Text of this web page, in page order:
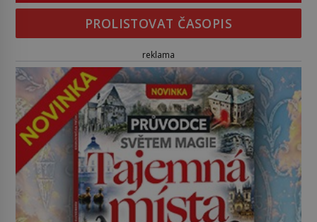
PROLISTOVAT ČASOPIS
reklama